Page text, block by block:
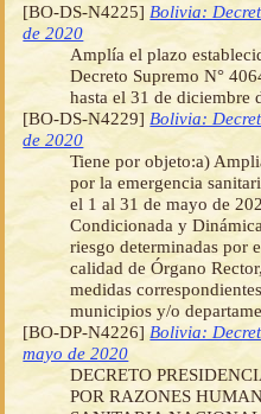
[BO-DS-N4225] Bolivia:
de 2020
Amplía el plazo
Decreto Supremo N°
hasta el 31 de diciembre
[BO-DS-N4229] Bolivia:
de 2020
Tiene por objeto:a)
por la emergencia
el 1 al 31 de mayo de
Condicionada y
riesgo determinadas por
calidad de Órgano
medidas
municipios y/o
[BO-DP-N4226]Bolivia:
mayo de 2020
DECRETO
POR RAZONES